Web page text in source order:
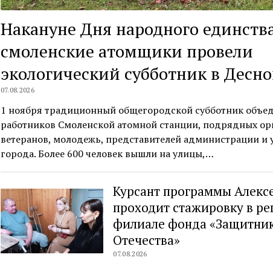
Накануне Дня народного
смоленские атомщики провели
экологический субботник в
07.08.2026
1 ноября традиционный общегородской субботник
работников Смоленской атомной станции, подрядных
ветеранов, молодежь, представителей администрации и
города. Более 600 человек вышли на улицы,…
Курсант программы
проходит стажировку в
филиале фонда
Отечества»
07.08.2026